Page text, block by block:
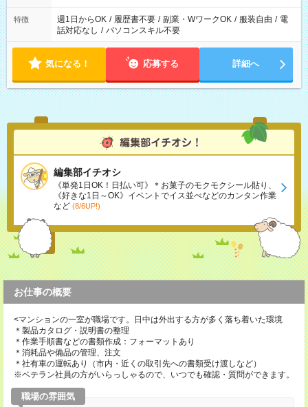
特徴 週1日からOK / 履歴書不要 / 副業・WワークOK / 服装自由 / 電
話対応なし / パソコンスキル不要
気になる！ 応募する 詳細へ
編集部イチオシ
《単発1日OK！日払い可》＊お菓子のモクモクシール貼り、
《好きな1日～OK》イベントでイス並べなどのカンタン作業
など (8/6UP!)
お仕事の概要
<マンションの一室が職場です。日中は外出する方が多く落ち着いた環境
＊製品カタログ・説明書の整理
＊作業手順書などの書類作成：フォーマットあり
＊消耗品や備品の管理、注文
＊社有車の運転あり（市内・近くの取引先への書類受け渡しなど）
※ベテラン社員の方がいらっしゃるので、いつでも確認・質問ができます。
職場の雰囲気